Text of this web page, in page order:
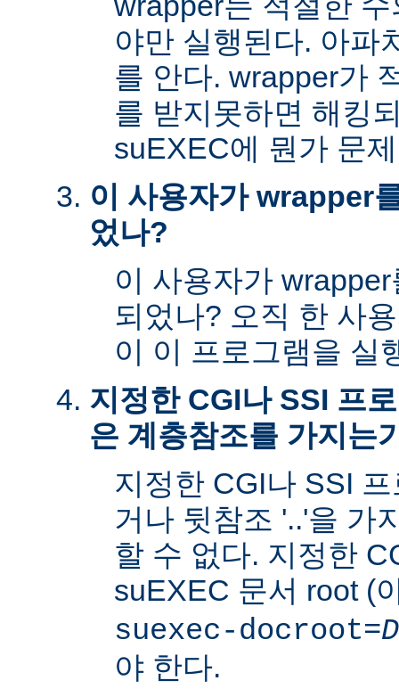
야만 실행된다. 아파
를 안다. wrapper가
를 받지못하면 해킹
suEXEC에 뭔가 문
이 사용자가 wrapper
었나?
이 사용자가
되었나? 오직 한 사
이 이 프로그램을 실
지정한 CGI나 SSI 프
은 계층참조를 가지는
지정한 CGI나 SSI
거나 뒷참조 '..'을 가
할 수 없다. 지정한
suEXEC 문서 root (
suexec-docroot=
야 한다.